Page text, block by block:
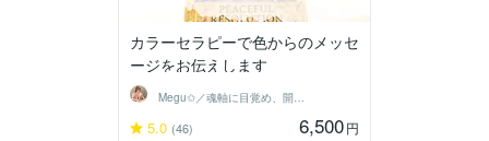
カラーセラピーで色からのメッセ
ージをお伝えします
Megu✩／魂軸に目覚め、開花させる魔女
5.0 (46) 6,500円